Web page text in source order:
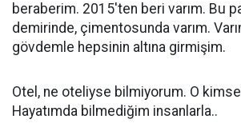
beraberim. 2015'ten beri varım. Bu
demirinde, çimentosunda varım.
gövdemle hepsinin altına girmişim.
Otel, ne oteliyse bilmiyorum. O
Hayatımda bilmediğim insanlarla..